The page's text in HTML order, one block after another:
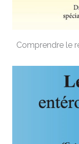
Comprendre le